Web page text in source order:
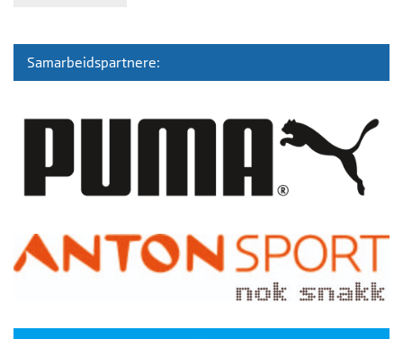
Samarbeidspartnere: